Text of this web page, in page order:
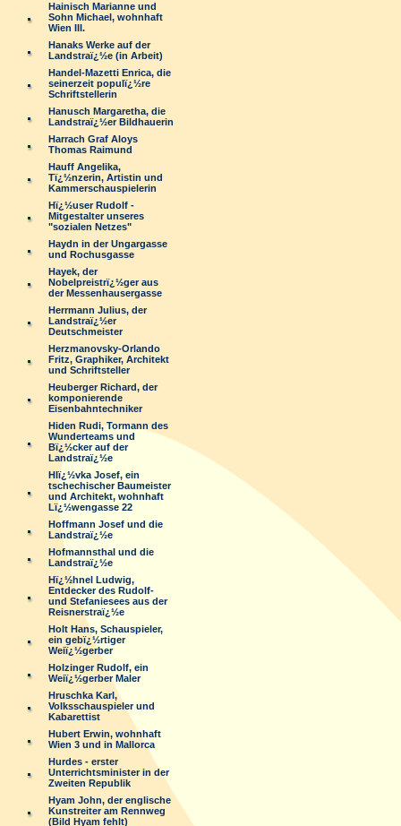
Hainisch Marianne und
Sohn Michael, wohnhaft
Wien III.
Hanaks Werke auf der
Landstraï¿½e (in Arbeit)
Handel-Mazetti Enrica, die
seinerzeit populï¿½re
Schriftstellerin
Hanusch Margaretha, die
Landstraï¿½er Bildhauerin
Harrach Graf Aloys
Thomas Raimund
Hauff Angelika,
Tï¿½nzerin, Artistin und
Kammerschauspielerin
Hï¿½user Rudolf -
Mitgestalter unseres
"sozialen Netzes"
Haydn in der Ungargasse
und Rochusgasse
Hayek, der
Nobelpreistrï¿½ger aus
der Messenhausergasse
Herrmann Julius, der
Landstraï¿½er
Deutschmeister
Herzmanovsky-Orlando
Fritz, Graphiker, Architekt
und Schriftsteller
Heuberger Richard, der
komponierende
Eisenbahntechniker
Hiden Rudi, Tormann des
Wunderteams und
Bï¿½cker auf der
Landstraï¿½e
Hlï¿½vka Josef, ein
tschechischer Baumeister
und Architekt, wohnhaft
Lï¿½wengasse 22
Hoffmann Josef und die
Landstraï¿½e
Hofmannsthal und die
Landstraï¿½e
Hï¿½hnel Ludwig,
Entdecker des Rudolf-
und Stefaniesees aus der
Reisnerstraï¿½e
Holt Hans, Schauspieler,
ein gebï¿½rtiger
Weiï¿½gerber
Holzinger Rudolf, ein
Weiï¿½gerber Maler
Hruschka Karl,
Volksschauspieler und
Kabarettist
Hubert Erwin, wohnhaft
Wien 3 und in Mallorca
Hurdes - erster
Unterrichtsminister in der
Zweiten Republik
Hyam John, der englische
Kunstreiter am Rennweg
(Bild Hyam fehlt)